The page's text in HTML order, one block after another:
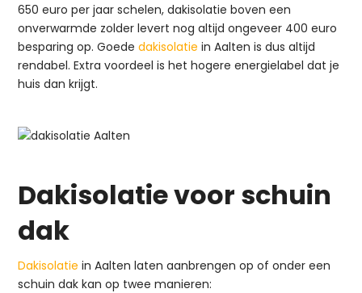
650 euro per jaar schelen, dakisolatie boven een
onverwarmde zolder levert nog altijd ongeveer 400 euro
besparing op. Goededakisolatie in Aalten is dus altijd
rendabel. Extra voordeel is het hogere energielabel dat je
huis dan krijgt.
Dakisolatie voor schuin
dak
Dakisolatie in Aalten laten aanbrengen op of onder een
schuin dak kan op twee manieren: